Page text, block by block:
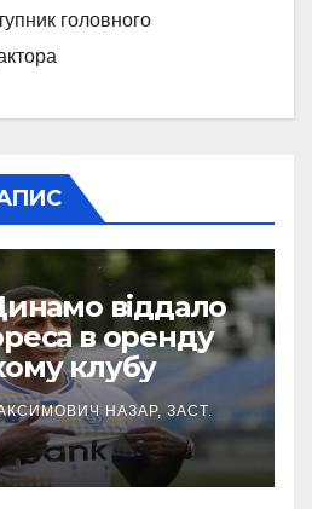
головного
віддало
в оренду
клубу
НАЗАР, ЗАСТ.